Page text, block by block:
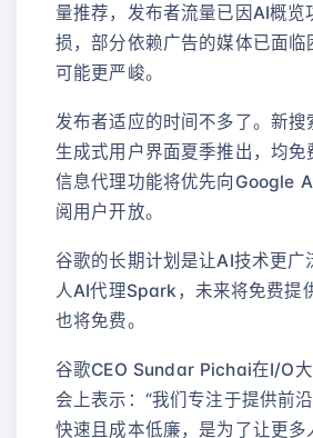
量推荐，发布者流量已因AI概览
损，部分依赖广告的媒体已面临
可能更严峻。
发布者适应的时间不多了。新搜
生成式用户界面夏季推出，均免
信息代理功能将优先向Google
阅用户开放。
谷歌的长期计划是让AI技术更广
人AI代理Spark，未来将免费提
也将免费。
谷歌CEO Sundar Pichai在I/O
会上表示：“我们专注于提供前
快速且成本低廉，是为了让更多